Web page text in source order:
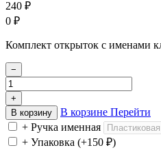
240 ₽
0 ₽
Комплект открыток с именами
−
+
В корзину
В корзине Перейти
+ Ручка именная
+ Упаковка (+150 ₽)